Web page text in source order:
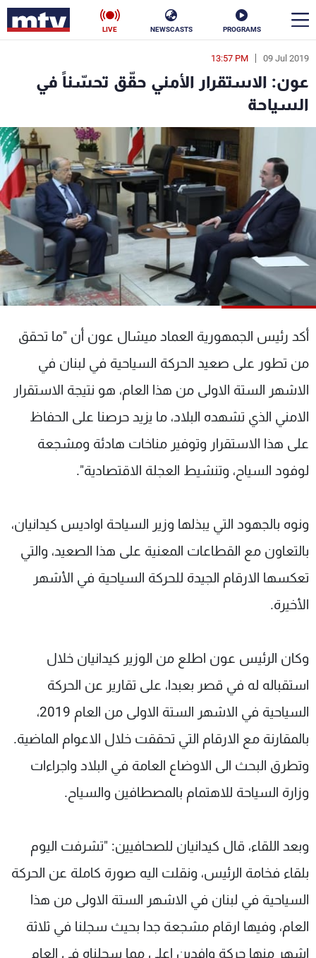
PROGRAMS
NEWSCASTS
LIVE
09 Jul 2019
13:57 PM
عون: الاستقرار الأمني حقّق تحسّناً في
السياحة
أكد رئيس الجمهورية العماد ميشال عون أن "ما تحقق
من تطور على صعيد الحركة السياحية في لبنان في
الاشهر الستة الاولى من هذا العام، هو نتيجة الاستقرار
الامني الذي تشهده البلاد، ما يزيد حرصنا على الحفاظ
على هذا الاستقرار وتوفير مناخات هادئة ومشجعة
لوفود السياح، وتنشيط العجلة الاقتصادية".
ونوه بالجهود التي يبذلها وزير السياحة اواديس كيدانيان،
بالتعاون مع القطاعات المعنية على هذا الصعيد، والتي
تعكسها الارقام الجيدة للحركة السياحية في الأشهر
الأخيرة.
وكان الرئيس عون اطلع من الوزير كيدانيان خلال
استقباله له في قصر بعبدا، على تقارير عن الحركة
السياحية في الاشهر الستة الاولى من العام 2019،
بالمقارنة مع الارقام التي تحققت خلال الاعوام الماضية.
وتطرق البحث الى الاوضاع العامة في البلاد واجراءات
وزارة السياحة للاهتمام بالمصطافين والسياح.
وبعد اللقاء، قال كيدانيان للصحافيين: "تشرفت اليوم
بلقاء فخامة الرئيس، ونقلت اليه صورة كاملة عن الحركة
السياحية في لبنان في الاشهر الستة الاولى من هذا
العام، وفيها ارقام مشجعة جدا بحيث سجلنا في ثلاثة
اشهر منها حركة وافدين اعلى مما سجلناه في العام
en
الأخبار
سياسة ناس
إقتصاد فن
منوعات رياضة
كأس العالم
البرامج
جدول البرامج
شاهد البرامج
عن MTV
الإنـتـاج
لاعلاناتكم
وظائف
تواصل معنا
شروط الإسـتخدام
سياسة الخصوصية